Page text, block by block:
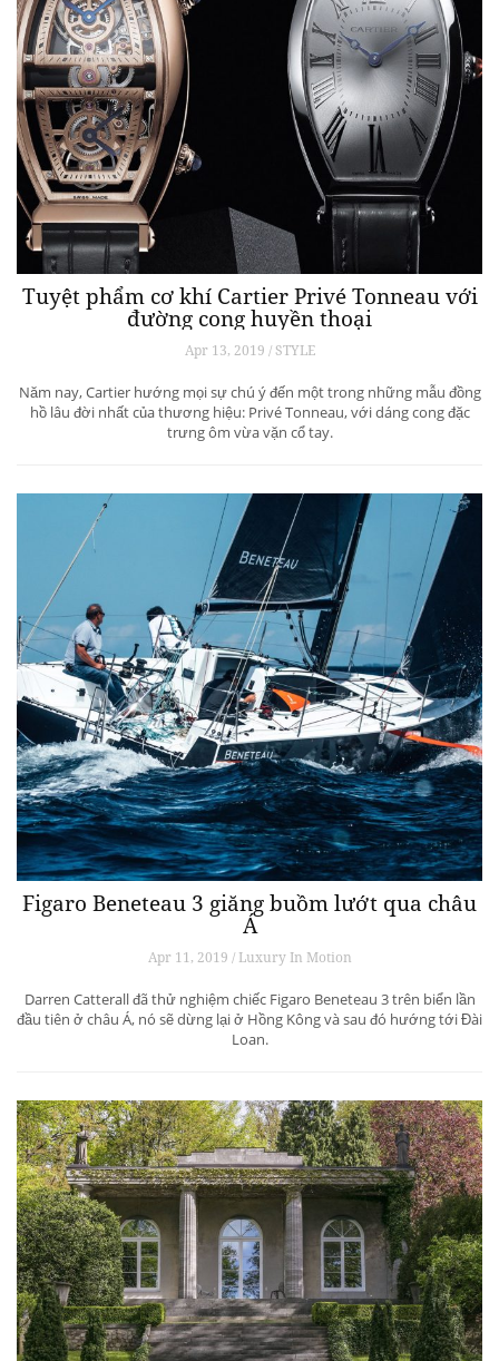
Tuyệt phẩm cơ khí Cartier Privé Tonneau với
đường cong huyền thoại
Apr 13, 2019 / STYLE
Năm nay, Cartier hướng mọi sự chú ý đến một trong những mẫu đồng
hồ lâu đời nhất của thương hiệu: Privé Tonneau, với dáng cong đặc
trưng ôm vừa vặn cổ tay.
Figaro Beneteau 3 giăng buồm lướt qua châu
Á
Apr 11, 2019 / Luxury In Motion
Darren Catterall đã thử nghiệm chiếc Figaro Beneteau 3 trên biển lần
đầu tiên ở châu Á, nó sẽ dừng lại ở Hồng Kông và sau đó hướng tới Đài
Loan.